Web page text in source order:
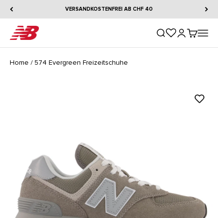
VERSANDKOSTENFREI AB CHF 40
New Balance Suche öffnen
Home / 574 Evergreen Freizeitschuhe